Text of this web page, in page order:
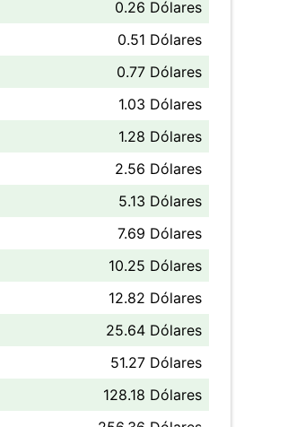
0.26 Dólares
0.51 Dólares
0.77 Dólares
1.03 Dólares
1.28 Dólares
2.56 Dólares
5.13 Dólares
7.69 Dólares
10.25 Dólares
12.82 Dólares
25.64 Dólares
51.27 Dólares
128.18 Dólares